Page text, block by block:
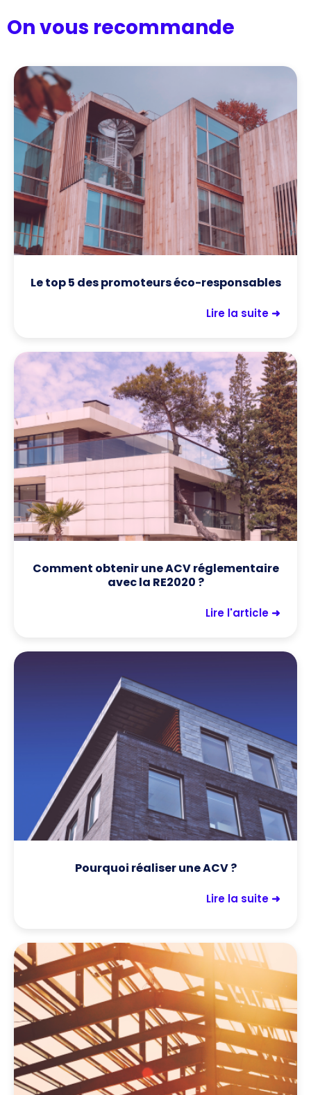
On vous recommande
Le top 5 des promoteurs éco-responsables
Lire la suite ➜
Comment obtenir une ACV réglementaire
avec la RE2020 ?
Lire l'article ➜
Pourquoi réaliser une ACV ?
Lire la suite ➜